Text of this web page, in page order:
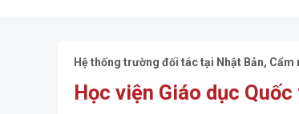
Hệ thống trường đối tác tại Nhật Bản, Cẩm
Học viện Giáo dục